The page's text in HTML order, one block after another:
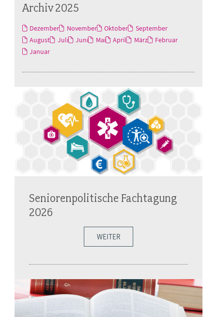
Archiv 2025
Dezember November Oktober
September
August
Juli Juni Mai April März
Februar
Januar
Seniorenpolitische Fachtagung
2026
WEITER